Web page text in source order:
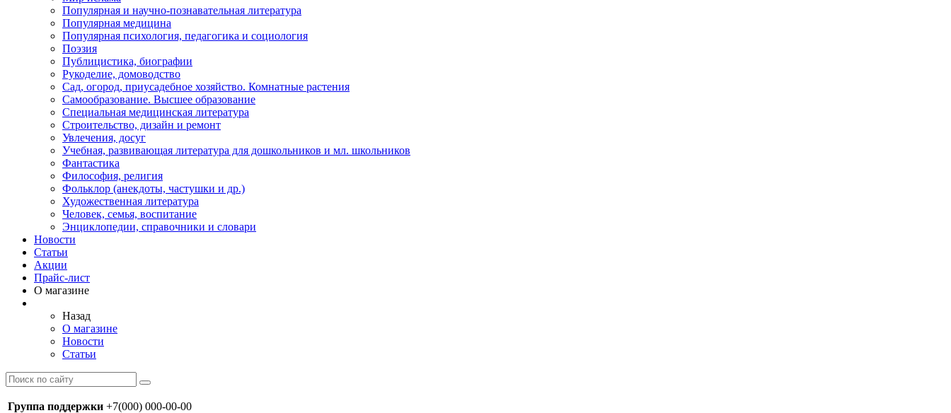
Популярная и научно-познавательная литература
Популярная медицина
Популярная психология, педагогика и социология
Поэзия
Публицистика, биографии
Рукоделие, домоводство
Сад, огород, приусадебное хозяйство. Комнатные растения
Самообразование. Высшее образование
Специальная медицинская литература
Строительство, дизайн и ремонт
Увлечения, досуг
Учебная, развивающая литература для дошкольников и мл. школьников
Фантастика
Философия, религия
Фольклор (анекдоты, частушки и др.)
Художественная литература
Человек, семья, воспитание
Энциклопедии, справочники и словари
Новости
Статьи
Акции
Прайс-лист
О магазине
Назад
О магазине
Новости
Статьи
Группа поддержки +7(000) 000-00-00